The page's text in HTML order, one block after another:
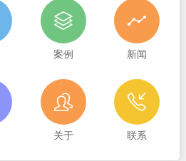
案例 新闻
关于 联系